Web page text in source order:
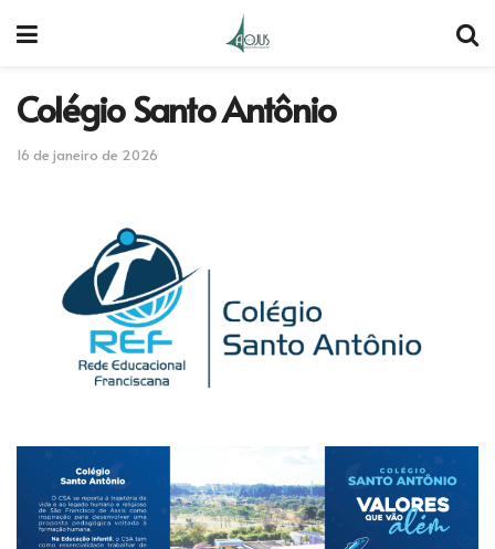
Colégio Santo Antônio
16 de janeiro de 2026